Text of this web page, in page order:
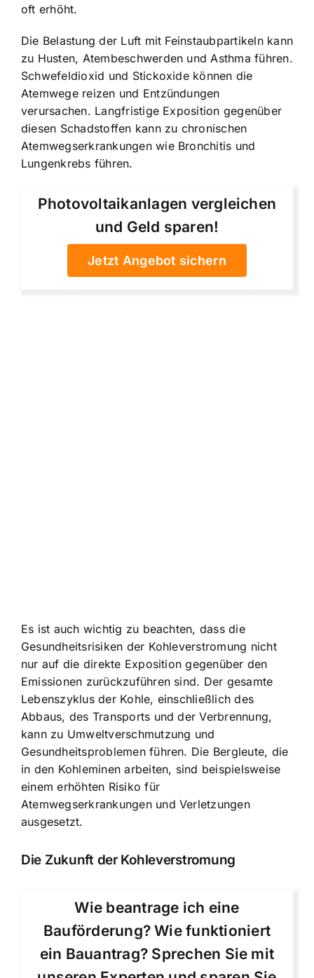
oft erhöht.
Die Belastung der Luft mit Feinstaubpartikeln kann
zu Husten, Atembeschwerden und Asthma führen.
Schwefeldioxid und Stickoxide können die
Atemwege reizen und Entzündungen
verursachen. Langfristige Exposition gegenüber
diesen Schadstoffen kann zu chronischen
Atemwegserkrankungen wie Bronchitis und
Lungenkrebs führen.
Photovoltaikanlagen vergleichen
und Geld sparen!
Jetzt Angebot sichern
Es ist auch wichtig zu beachten, dass die
Gesundheitsrisiken der Kohleverstromung nicht
nur auf die direkte Exposition gegenüber den
Emissionen zurückzuführen sind. Der gesamte
Lebenszyklus der Kohle, einschließlich des
Abbaus, des Transports und der Verbrennung,
kann zu Umweltverschmutzung und
Gesundheitsproblemen führen. Die Bergleute, die
in den Kohleminen arbeiten, sind beispielsweise
einem erhöhten Risiko für
Atemwegserkrankungen und Verletzungen
ausgesetzt.
Die Zukunft der Kohleverstromung
Wie beantrage ich eine
Bauförderung? Wie funktioniert
ein Bauantrag? Sprechen Sie mit